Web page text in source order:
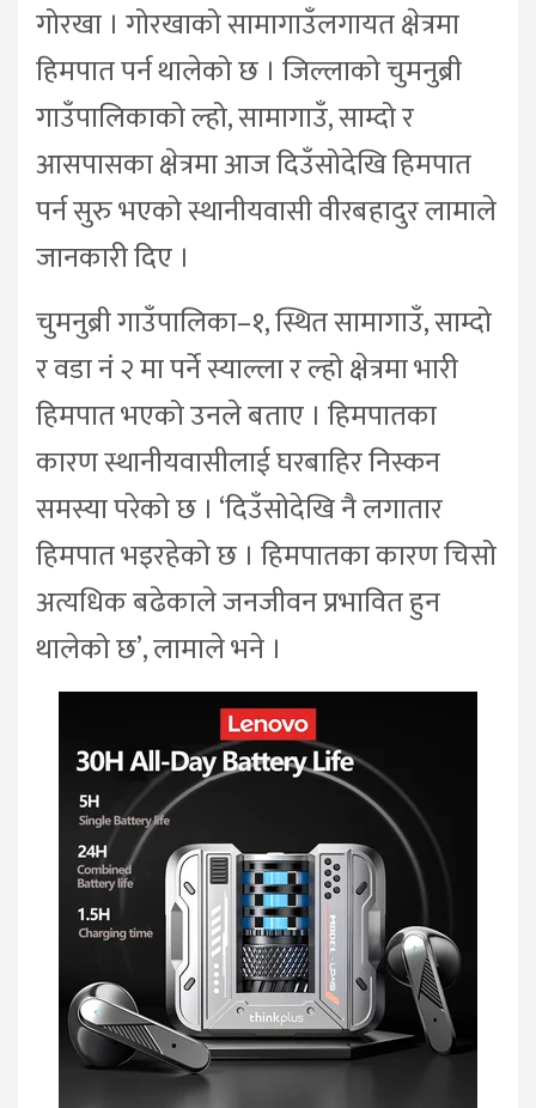
गोरखा । गोरखाको सामागाउँलगायत क्षेत्रमा
हिमपात पर्न थालेको छ । जिल्लाको चुमनुब्री
गाउँपालिकाको ल्हो, सामागाउँ, साम्दो र
आसपासका क्षेत्रमा आज दिउँसोदेखि हिमपात
पर्न सुरु भएको स्थानीयवासी वीरबहादुर लामाले
जानकारी दिए ।
चुमनुब्री गाउँपालिका–१, स्थित सामागाउँ, साम्दो
र वडा नं २ मा पर्ने स्याल्ला र ल्हो क्षेत्रमा भारी
हिमपात भएको उनले बताए । हिमपातका
कारण स्थानीयवासीलाई घरबाहिर निस्कन
समस्या परेको छ । ‘दिउँसोदेखि नै लगातार
हिमपात भइरहेको छ । हिमपातका कारण चिसो
अत्यधिक बढेकाले जनजीवन प्रभावित हुन
थालेको छ’, लामाले भने ।